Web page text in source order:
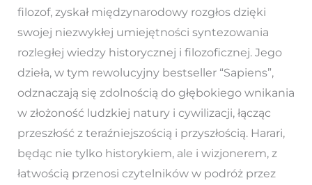
filozof, zyskał międzynarodowy rozgłos dzięki
swojej niezwykłej umiejętności syntezowania
rozległej wiedzy historycznej i filozoficznej. Jego
dzieła, w tym rewolucyjny bestseller “Sapiens”,
odznaczają się zdolnością do głębokiego wnikania
w złożoność ludzkiej natury i cywilizacji, łącząc
przeszłość z teraźniejszością i przyszłością. Harari,
będąc nie tylko historykiem, ale i wizjonerem, z
łatwością przenosi czytelników w podróż przez